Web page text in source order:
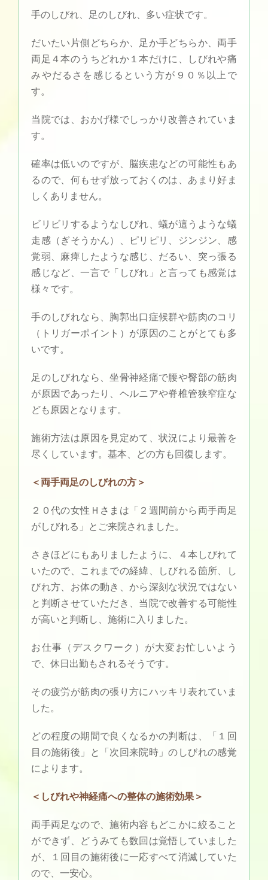
手のしびれ、足のしびれ、多い症状です。
だいたい片側どちらか、足か手どちらか、両手
両足４本のうちどれか１本だけに、しびれや痛
みやだるさを感じるという方が９０％以上で
す。
当院では、おかげ様でしっかり改善されていま
す。
確率は低いのですが、脳疾患などの可能性もあ
るので、何もせず放っておくのは、あまり好ま
しくありません。
ビリビリするようなしびれ、蟻が這うような蟻
走感（ぎそうかん）、ピリピリ、ジンジン、感
覚弱、麻痺したような感じ、だるい、突っ張る
感じなど、一言で「しびれ」と言っても感覚は
様々です。
手のしびれなら、胸郭出口症候群や筋肉のコリ
（トリガーポイント）が原因のことがとても多
いです。
足のしびれなら、坐骨神経痛で腰や臀部の筋肉
が原因であったり、ヘルニアや脊椎管狭窄症な
ども原因となります。
施術方法は原因を見定めて、状況により最善を
尽くしています。基本、どの方も回復します。
＜両手両足のしびれの方＞
２０代の女性Ｈさまは「２週間前から両手両足
がしびれる」とご来院されました。
さきほどにもありましたように、４本しびれて
いたので、これまでの経緯、しびれる箇所、し
びれ方、お体の動き、から深刻な状況ではない
と判断させていただき、当院で改善する可能性
が高いと判断し、施術に入りました。
お仕事（デスクワーク）が大変お忙しいよう
で、休日出勤もされるそうです。
その疲労が筋肉の張り方にハッキリ表れていま
した。
どの程度の期間で良くなるかの判断は、「１回
目の施術後」と「次回来院時」のしびれの感覚
によります。
＜しびれや神経痛への整体の施術効果＞
両手両足なので、施術内容もどこかに絞ること
ができず、どうみても数回は覚悟していました
が、１回目の施術後に一応すべて消滅していた
ので、一安心。